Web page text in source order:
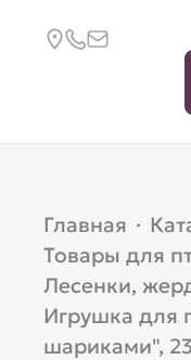
Главная ·
Товары для
Лесенки,
Игрушка для
шариками",